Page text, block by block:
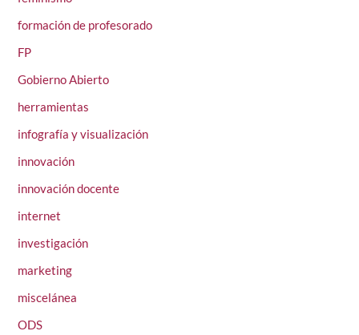
formación de profesorado
FP
Gobierno Abierto
herramientas
infografía y visualización
innovación
innovación docente
internet
investigación
marketing
miscelánea
ODS